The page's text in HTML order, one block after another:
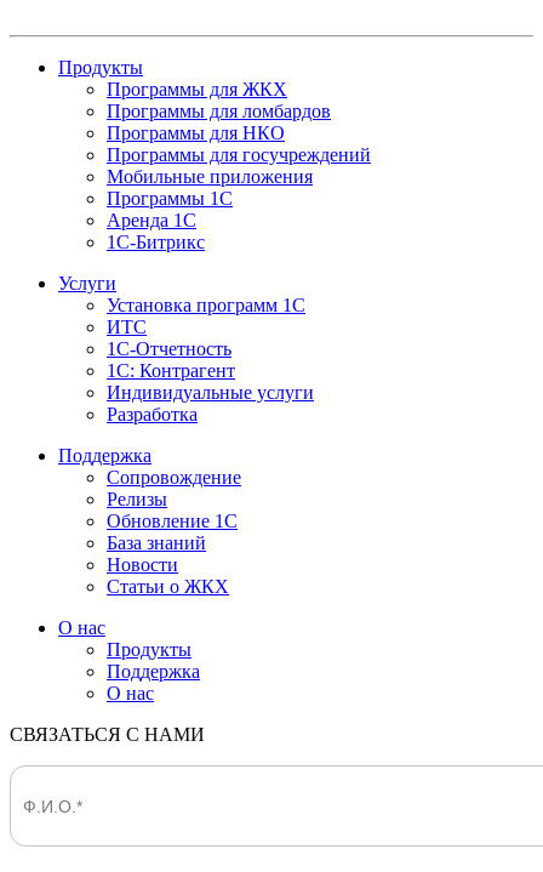
Продукты
Программы для ЖКХ
Программы для ломбардов
Программы для НКО
Программы для госучреждений
Мобильные приложения
Программы 1С
Аренда 1С
1С-Битрикс
Услуги
Установка программ 1С
ИТС
1С-Отчетность
1С: Контрагент
Индивидуальные услуги
Разработка
Поддержка
Сопровождение
Релизы
Обновление 1С
База знаний
Новости
Статьи о ЖКХ
О нас
Продукты
Поддержка
О нас
СВЯЗАТЬСЯ С НАМИ